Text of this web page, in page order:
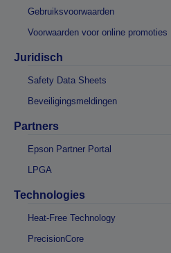
Gebruiksvoorwaarden
Voorwaarden voor online promoties
Juridisch
Safety Data Sheets
Beveiligingsmeldingen
Partners
Epson Partner Portal
LPGA
Technologies
Heat-Free Technology
PrecisionCore